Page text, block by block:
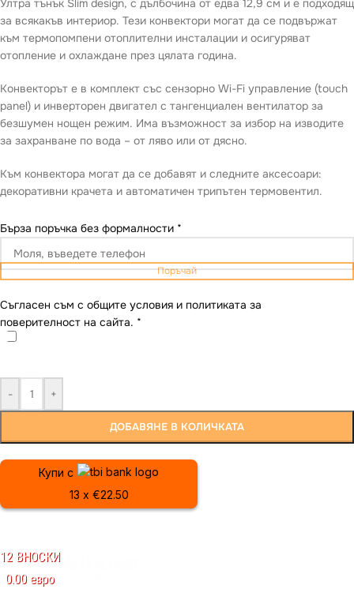
Ултра тънък Slim design, с дълбочина от едва 12,9 см и е подходящ
за всякакъв интериор. Тези конвектори могат да се подвържат
към термопомпени отоплителни инсталации и осигуряват
отопление и охлаждане през цялата година.
Конвекторът е в комплект със сензорно Wi-Fi управление (touch
panel) и инверторен двигател с тангенциален вентилатор за
безшумен нощен режим. Има възможност за избор на изводите
за захранване по вода – от ляво или от дясно.
Към конвектора могат да се добавят и следните аксесоари:
декоративни крачета и автоматичен трипътен термовентил.
Бърза поръчка без формалности *
Поръчай
Съгласен съм с общите условия и политиката за
поверителност на сайта. *
- +
ДОБАВЯНЕ В КОЛИЧКАТА
Купи с
13 x €22.50
12 ВНОСКИ
0.00 евро